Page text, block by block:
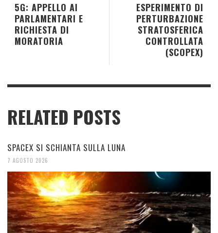
ESPERIMENTO DI
PERTURBAZIONE
STRATOSFERICA
CONTROLLATA
(SCOPEX)
5G: APPELLO AI
PARLAMENTARI E
RICHIESTA DI
MORATORIA
RELATED POSTS
SPACEX SI SCHIANTA SULLA LUNA
7 AGOSTO 2026